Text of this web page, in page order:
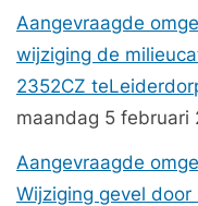
Aangevraagde
wijziging de
2352CZ
maandag 5 februari
Aangevraagde
Wijziging gevel